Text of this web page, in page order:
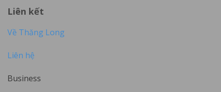
Liên kết
Về Thăng Long
Liên hệ
Business